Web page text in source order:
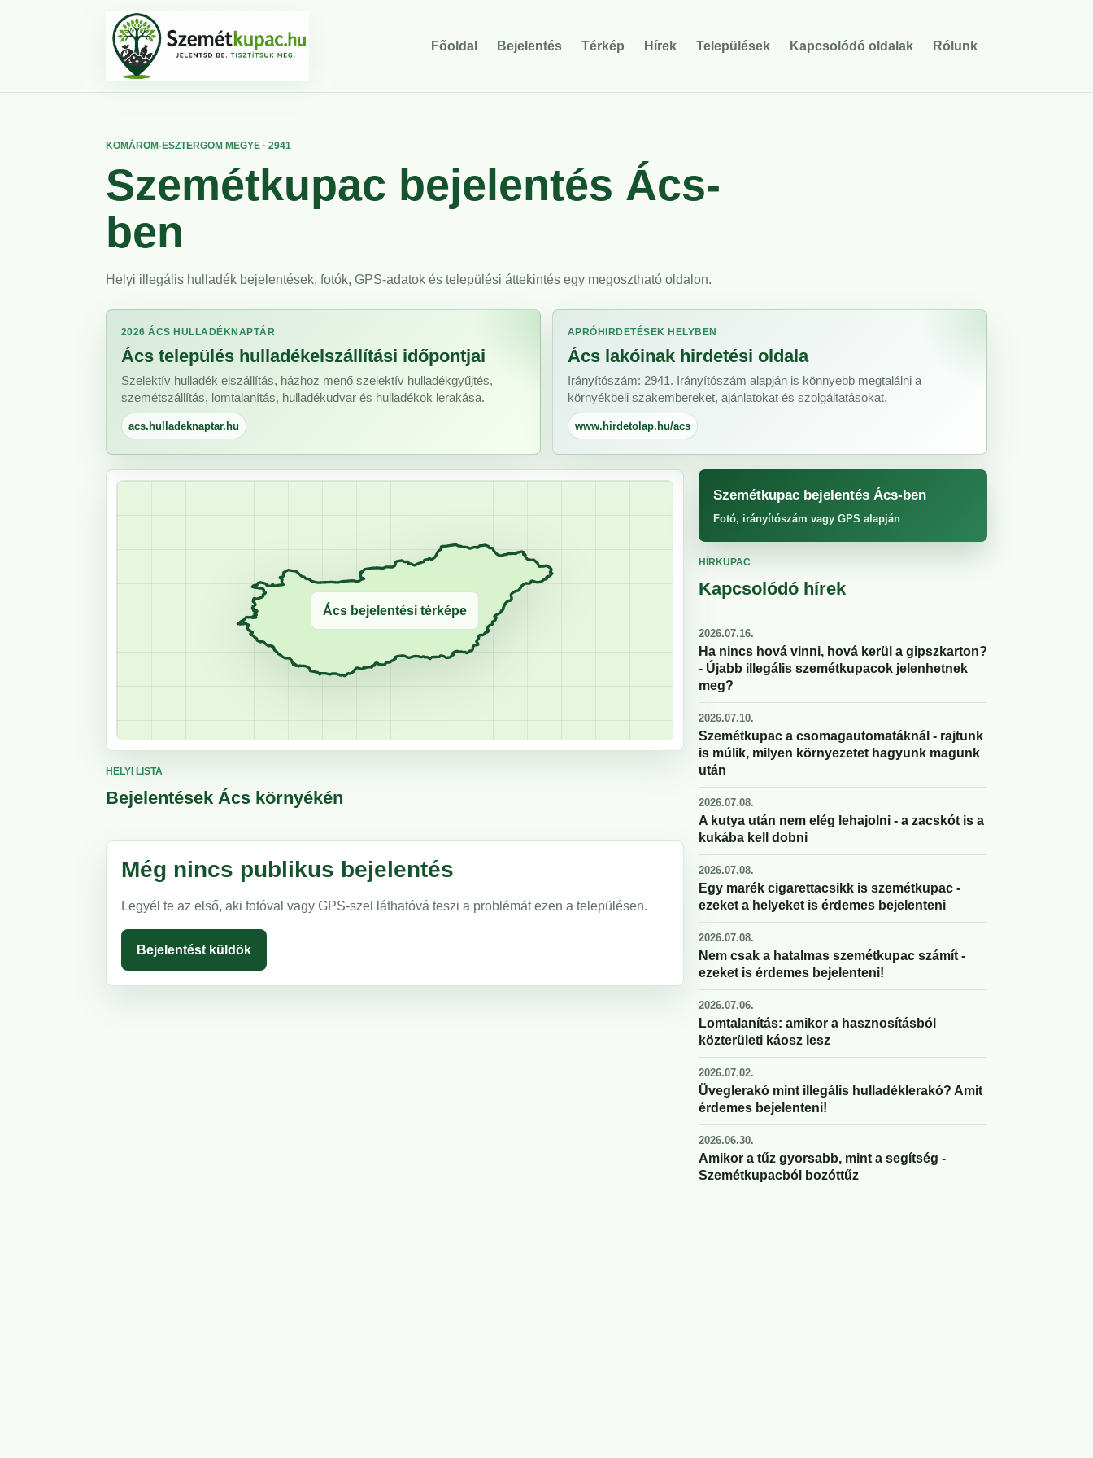
Főoldal Bejelentés Térkép Hírek Települések Kapcsolódó oldalak Rólunk
KOMÁROM-ESZTERGOM MEGYE · 2941
Szemétkupac bejelentés Ács-
ben
Helyi illegális hulladék bejelentések, fotók, GPS-adatok és települési áttekintés egy megosztható oldalon.
2026 ÁCS HULLADÉKNAPTÁR
Ács település hulladékelszállítási időpontjai
Szelektív hulladék elszállítás, házhoz menő szelektív hulladékgyűjtés,
szemétszállítás, lomtalanítás, hulladékudvar és hulladékok lerakása.
acs.hulladeknaptar.hu
APRÓHIRDETÉSEK HELYBEN
Ács lakóinak hirdetési oldala
Irányítószám: 2941. Irányítószám alapján is könnyebb megtalálni a
környékbeli szakembereket, ajánlatokat és szolgáltatásokat.
www.hirdetolap.hu/acs
Ács bejelentési térképe
HELYI LISTA
Bejelentések Ács környékén
Még nincs publikus bejelentés
Legyél te az első, aki fotóval vagy GPS-szel láthatóvá teszi a problémát ezen a településen.
Bejelentést küldök
Szemétkupac bejelentés Ács-ben
Fotó, irányítószám vagy GPS alapján
HÍRKUPAC
Kapcsolódó hírek
2026.07.16.
Ha nincs hová vinni, hová kerül a gipszkarton?
- Újabb illegális szemétkupacok jelenhetnek
meg?
2026.07.10.
Szemétkupac a csomagautomatáknál - rajtunk
is múlik, milyen környezetet hagyunk magunk
után
2026.07.08.
A kutya után nem elég lehajolni - a zacskót is a
kukába kell dobni
2026.07.08.
Egy marék cigarettacsikk is szemétkupac -
ezeket a helyeket is érdemes bejelenteni
2026.07.08.
Nem csak a hatalmas szemétkupac számít -
ezeket is érdemes bejelenteni!
2026.07.06.
Lomtalanítás: amikor a hasznosításból
közterületi káosz lesz
2026.07.02.
Üveglerakó mint illegális hulladéklerakó? Amit
érdemes bejelenteni!
2026.06.30.
Amikor a tűz gyorsabb, mint a segítség -
Szemétkupacból bozóttűz